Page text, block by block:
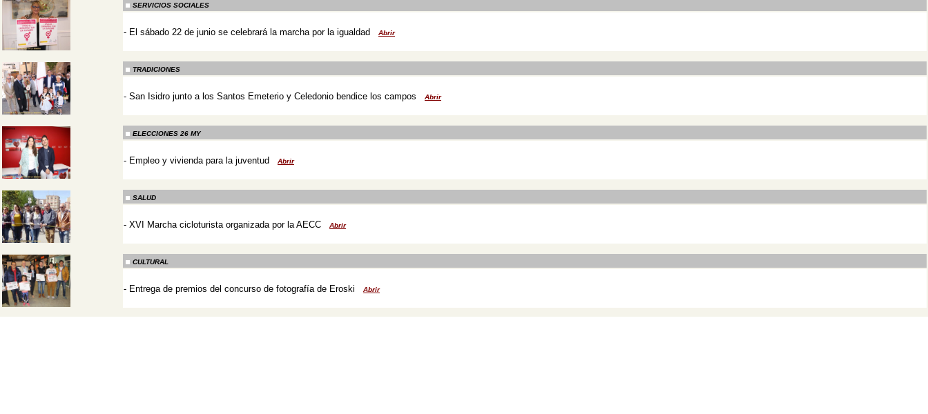
SERVICIOS SOCIALES
- El sábado 22 de junio se celebrará la marcha por la igualdad Abrir
TRADICIONES
- San Isidro junto a los Santos Emeterio y Celedonio bendice los campos Abrir
ELECCIONES 26 MY
- Empleo y vivienda para la juventud Abrir
SALUD
- XVI Marcha cicloturista organizada por la AECC Abrir
CULTURAL
- Entrega de premios del concurso de fotografía de Eroski Abrir